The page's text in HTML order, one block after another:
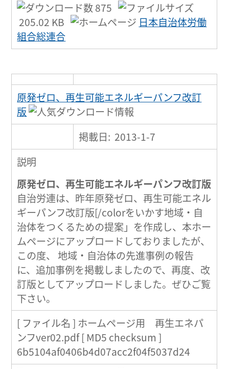
875
205.02 KB
日本自治体労働
組合総連合
原発ゼロ、再生可能エネルギーパンフ改訂
版
掲載日: 2013-1-7
説明
原発ゼロ、再生可能エネルギーパンフ改訂版
自治労連は、昨年原発ゼロ、再生可能エネル
ギーパンフ改訂版[/colorをいかす地域・自
治体をつくるための提案」を作成し、本ホー
ムページにアップロードしておりましたが、
この度、 地域・自治体の先進事例の報告
に、追加事例を掲載しましたので、再度、改
訂版としてアップロードしました。ぜひご覧
下さい。
[ ファイル名 ] ホームページ用 再生エネパ
ンフver02.pdf [ MD5 checksum ]
6b5104af0406b4d07acc2f04f5037d24